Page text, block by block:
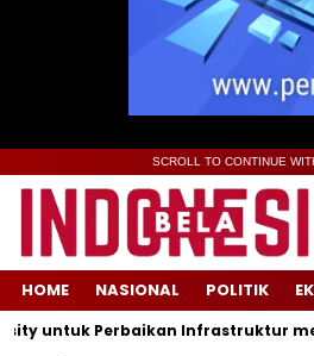
SCROLL TO CONTINUE
HOME NASIONAL POLITIK
Perbaikan Infrastruktur melalui